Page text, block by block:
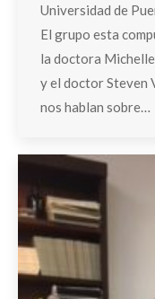
Universidad de
El grupo esta
la doctora
y el doctor Steven
nos hablan sobre…